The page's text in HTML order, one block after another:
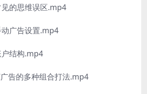
的思维误区.mp4
广告设置.mp4
结构.mp4
告的多种组合打法.mp4